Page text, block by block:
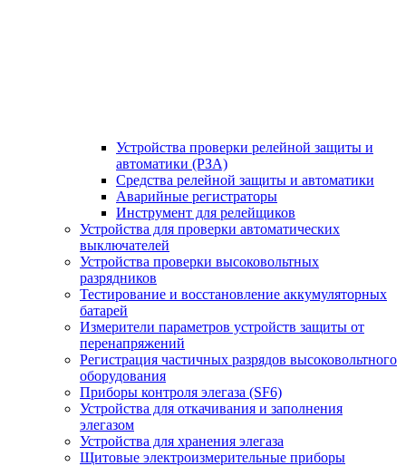
Устройства проверки релейной защиты и
автоматики (РЗА)
Средства релейной защиты и автоматики
Аварийные регистраторы
Инструмент для релейщиков
Устройства для проверки автоматических
выключателей
Устройства проверки высоковольтных
разрядников
Тестирование и восстановление аккумуляторных
батарей
Измерители параметров устройств защиты от
перенапряжений
Регистрация частичных разрядов высоковольтного
оборудования
Приборы контроля элегаза (SF6)
Устройства для откачивания и заполнения
элегазом
Устройства для хранения элегаза
Щитовые электроизмерительные приборы